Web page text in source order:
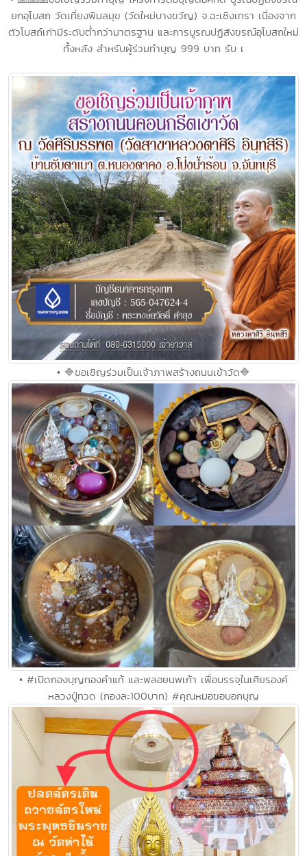
ยกอุโบสถ วัดเที่ยงพิมลมุข (วัดใหม่บางขวัญ) จ.ฉะเชิงเทรา เนื่องจาก
ตัวโบสถ์เก่ามีระดับต่ำกว่ามาตรฐาน และการบูรณปฏิสังขรณ์อุโบสถใหม่
ทั้งหลัง สำหรับผู้ร่วมทำบุญ 999 บาท รับ เ
• 🔷ขอเชิญร่วมเป็นเจ้าภาพสร้างถนนเข้าวัด🔷
• #เปิดกองบุญทองคำแท้ และพลอยนพเก้า เพื่อบรรจุในเศียรองค์
หลวงปู่ทวด (กองละ100บาท) #คุณหมอขอบอกบุญ